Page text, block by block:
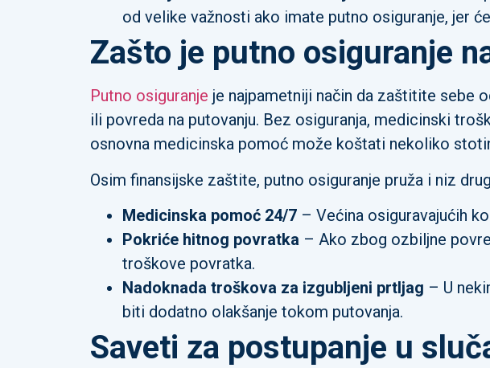
od velike važnosti ako imate putno osiguranje, jer
Zašto je putno osiguranje
Putno osiguranje je najpametniji način da zaštitite sebe
ili povreda na putovanju. Bez osiguranja, medicinski
osnovna medicinska pomoć može koštati nekoliko
Osim finansijske zaštite, putno osiguranje pruža i niz
Medicinska pomoć 24/7 – Većina osiguravajućih
Pokriće hitnog povratka – Ako zbog ozbiljne
troškove povratka.
Nadoknada troškova za izgubljeni prtljag – U
biti dodatno olakšanje tokom putovanja.
Saveti za postupanje u